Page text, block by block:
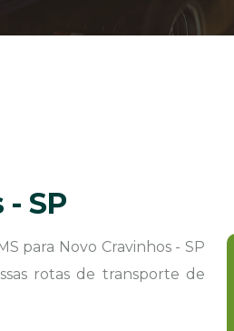
SP
para Novo Cravinhos - SP
rotas de transporte de